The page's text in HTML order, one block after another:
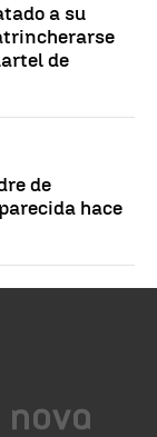
a su
de
de
hace